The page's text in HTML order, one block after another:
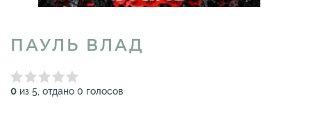
ПАУЛЬ ВЛАД
0 из 5, отдано 0 голосов